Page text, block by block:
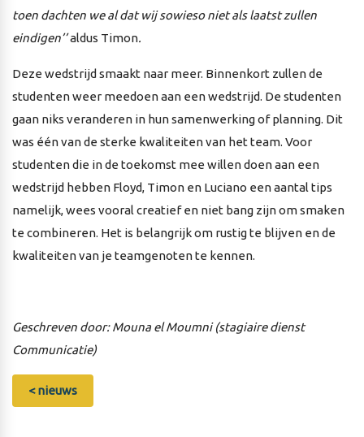
toen dachten we al dat wij sowieso niet als laatst zullen
eindigen’’aldus Timon.
Deze wedstrijd smaakt naar meer. Binnenkort zullen de
studenten weer meedoen aan een wedstrijd. De studenten
gaan niks veranderen in hun samenwerking of planning. Dit
was één van de sterke kwaliteiten van het team. Voor
studenten die in de toekomst mee willen doen aan een
wedstrijd hebben Floyd, Timon en Luciano een aantal tips
namelijk, wees vooral creatief en niet bang zijn om smaken
te combineren. Het is belangrijk om rustig te blijven en de
kwaliteiten van je teamgenoten te kennen.
Geschreven door: Mouna el Moumni (stagiaire dienst
Communicatie)
< nieuws